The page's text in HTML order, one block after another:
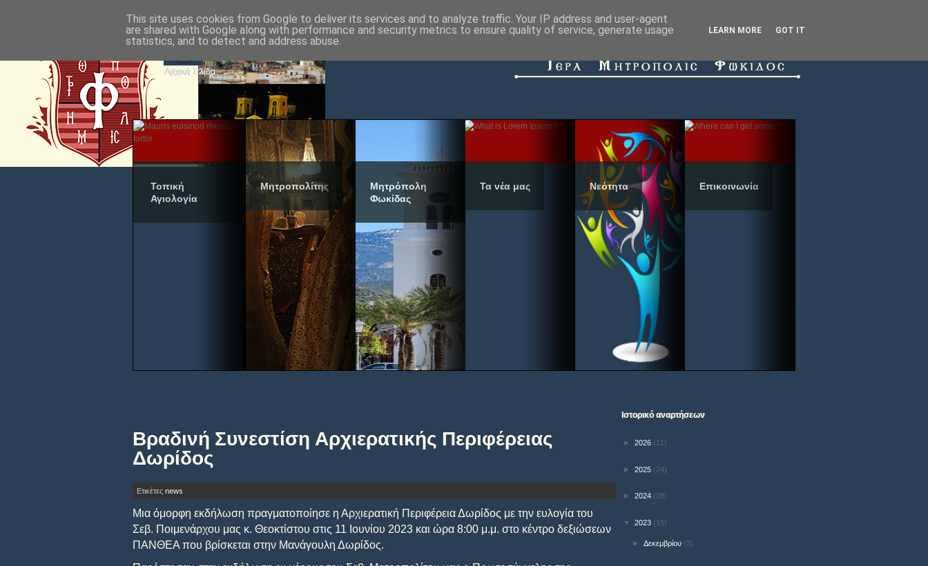
Αρχική Σελίδα
Τοπική
Αγιολογία
Μητροπολίτης
Μητρόπολη
Φωκίδας
Τα νέα μας Νεότητα Επικοινωνία
Βραδινή Συνεστίση Αρχιερατικής Περιφέρειας
Δωρίδος
Ετικέτες news
Μια όμορφη εκδήλωση πραγματοποίησε η Αρχιερατική Περιφέρεια Δωρίδος με την ευλογία του
Σεβ. Ποιμενάρχου μας κ. Θεοκτίστου στις 11 Ιουνίου 2023 και ώρα 8:00 μ.μ. στο κέντρο δεξιώσεων
ΠΑΝΘΕΑ που βρίσκεται στην Μανάγουλη Δωρίδος.
Ιστορικό αναρτήσεων
► 2026 (11)
► 2025 (24)
► 2024 (28)
▼ 2023 (15)
►Δεκεμβρίου (3)
This site uses cookies from Google to deliver its services and to analyze traffic. Your IP address and user-agent
are shared with Google along with performance and security metrics to ensure quality of service, generate usage
statistics, and to detect and address abuse.
LEARN MORE GOT IT